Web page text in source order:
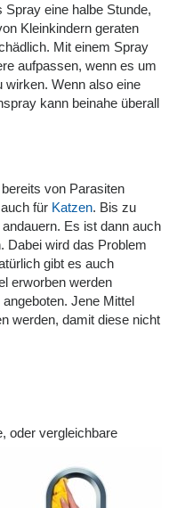
eine halbe Stunde,
Kleinkindern geraten
Mit einem Spray
aufpassen, wenn es um
wirken. Wenn also eine
kann beinahe überall
von Parasiten
für Katzen. Bis zu
Es ist dann auch
Dabei wird das Problem
gibt es auch
erworben werden
Jene Mittel
werden, damit diese nicht
oder vergleichbare